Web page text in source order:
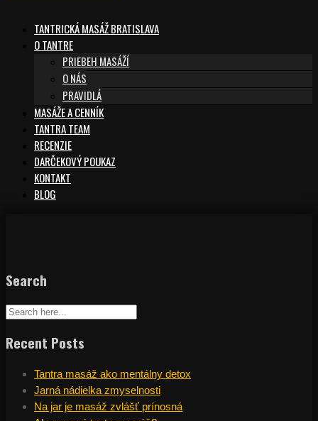
TANTRICKÁ MASÁŽ BRATISLAVA
O TANTRE
PRIEBEH MASÁŽÍ
O NÁS
PRAVIDLÁ
MASÁŽE A CENNÍK
TANTRA TEAM
RECENZIE
DARČEKOVÝ POUKAZ
KONTAKT
BLOG
Search
Recent Posts
Tantra masáž ako mentálny detox
Jarná nádielka zmyselnosti
Na jar je masáž zvlášť prínosná